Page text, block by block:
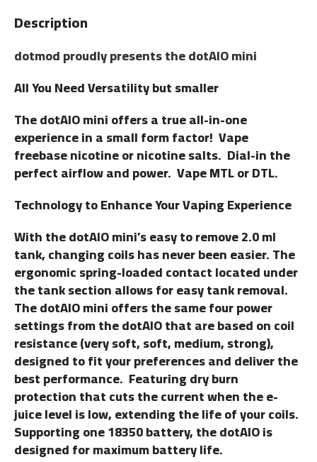
Description
dotmod proudly presents the dotAIO mini
All You Need Versatility but smaller
The dotAIO mini offers a true all-in-one
experience in a small form factor! Vape
freebase nicotine or nicotine salts. Dial-in the
perfect airflow and power. Vape MTL or DTL.
Technology to Enhance Your Vaping Experience
With the dotAIO mini’s easy to remove 2.0 ml
tank, changing coils has never been easier. The
ergonomic spring-loaded contact located under
the tank section allows for easy tank removal.
The dotAIO mini offers the same four power
settings from the dotAIO that are based on coil
resistance (very soft, soft, medium, strong),
designed to fit your preferences and deliver the
best performance. Featuring dry burn
protection that cuts the current when the e-
juice level is low, extending the life of your coils.
Supporting one 18350 battery, the dotAIO is
designed for maximum battery life.